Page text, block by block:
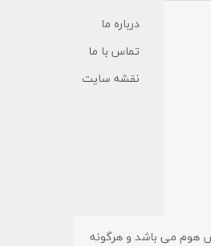
درباره ما
تماس با ما
نقشه سایت
هوم می باشد و هرگونه